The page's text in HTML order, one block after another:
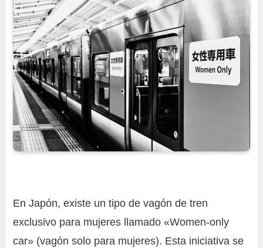
En Japón, existe un tipo de vagón de tren
exclusivo para mujeres llamado «Women-only
car» (vagón solo para mujeres). Esta iniciativa se